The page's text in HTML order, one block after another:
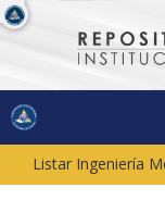
Listar Ingeniería